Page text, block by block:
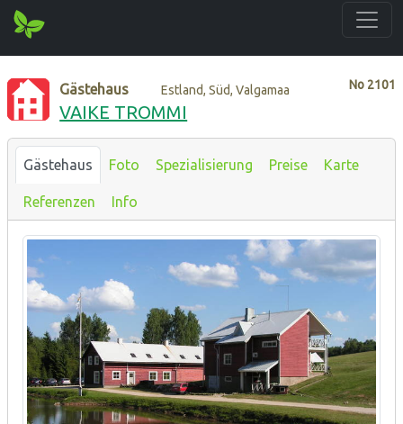
No 2101
Gästehaus Estland, Süd, Valgamaa
VAIKE TROMMI
Gästehaus Foto Spezialisierung Preise Karte
Referenzen Info